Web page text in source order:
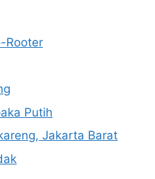
Rooter
Putih
Jakarta Barat